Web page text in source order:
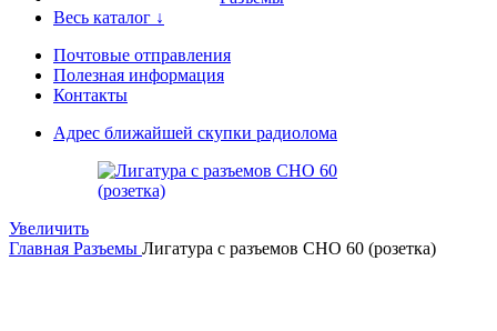
Весь каталог ↓
Почтовые отправления
Полезная информация
Контакты
Адрес ближайшей скупки радиолома
Увеличить
Главная Разъемы Лигатура с разъемов СНО 60 (розетка)